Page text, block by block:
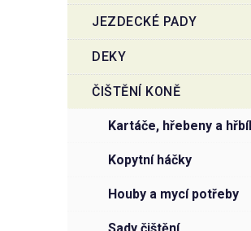
n
l
JEZDECKÉ PADY
DEKY
ČIŠTĚNÍ KONĚ
kartáče, hřebeny a
kopytní háčky
houby a mycí potřeby
sady čištění